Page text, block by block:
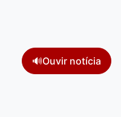
🔊Ouvir notícia